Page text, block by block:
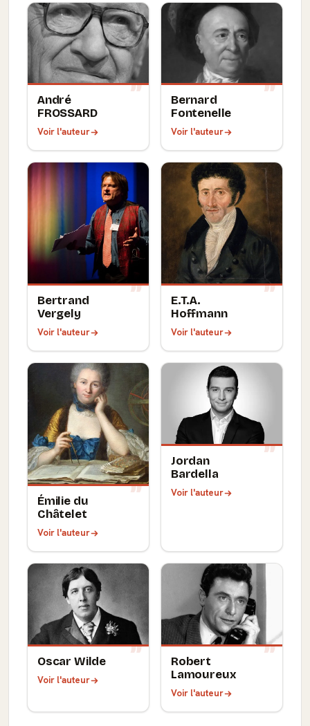
André
FROSSARD
Voir l'auteur
Bernard
Fontenelle
Voir l'auteur
Bertrand
Vergely
Voir l'auteur
E.T.A.
Hoffmann
Voir l'auteur
Émilie du
Châtelet
Voir l'auteur
Jordan
Bardella
Voir l'auteur
Oscar Wilde
Voir l'auteur
Robert
Lamoureux
Voir l'auteur